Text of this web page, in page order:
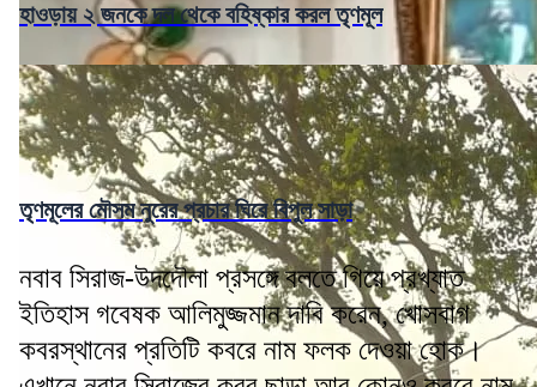
হাওড়ায় ২ জনকে দল থেকে বহিষ্কার করল তৃণমূল
তৃণমূলের মৌসম নুরের প্রচার ঘিরে বিপুল সাড়া
নবাব সিরাজ-উদদৌলা প্রসঙ্গে বলতে গিয়ে প্রখ্যাত
ইতিহাস গবেষক আলিমুজ্জমান দাবি করেন, খোসবাগ
কবরস্থানের প্রতিটি কবরে নাম ফলক দেওয়া হোক।